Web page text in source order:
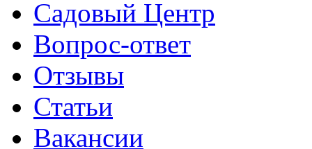
Садовый Центр
Вопрос-ответ
Отзывы
Статьи
Вакансии